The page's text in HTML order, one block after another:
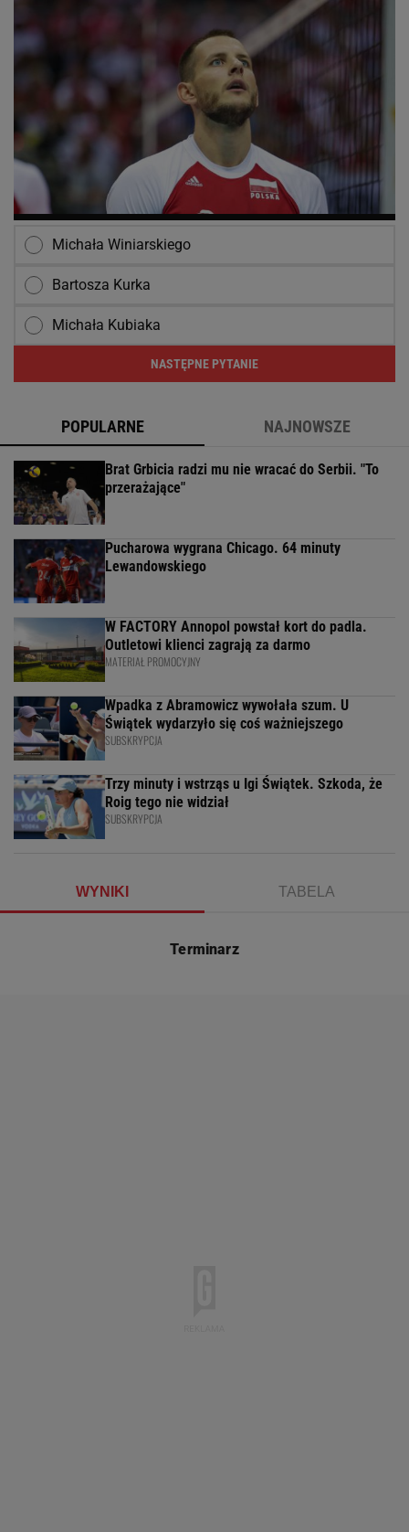
Michała Winiarskiego
Bartosza Kurka
Michała Kubiaka
NASTĘPNE PYTANIE
POPULARNE NAJNOWSZE
Brat Grbicia radzi mu nie wracać do Serbii. "To
przerażające"
Pucharowa wygrana Chicago. 64 minuty
Lewandowskiego
W FACTORY Annopol powstał kort do padla.
Outletowi klienci zagrają za darmo
MATERIAŁ PROMOCYJNY
Wpadka z Abramowicz wywołała szum. U
Świątek wydarzyło się coś ważniejszego
SUBSKRYPCJA
Trzy minuty i wstrząs u Igi Świątek. Szkoda, że
Roig tego nie widział
SUBSKRYPCJA
WYNIKI TABELA
Terminarz